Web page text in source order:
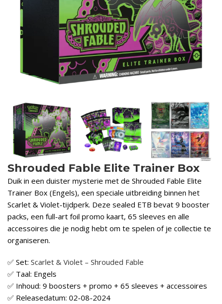
Shrouded Fable Elite Trainer Box
Duik in een duister mysterie met de Shrouded Fable Elite
Trainer Box (Engels), een speciale uitbreiding binnen het
Scarlet & Violet-tijdperk. Deze sealed ETB bevat 9 booster
packs, een full-art foil promo kaart, 65 sleeves en alle
accessoires die je nodig hebt om te spelen of je collectie te
organiseren.
✅ Set: Scarlet & Violet – Shrouded Fable
✅ Taal: Engels
✅ Inhoud: 9 boosters + promo + 65 sleeves + accessoires
✅ Releasedatum: 02-08-2024